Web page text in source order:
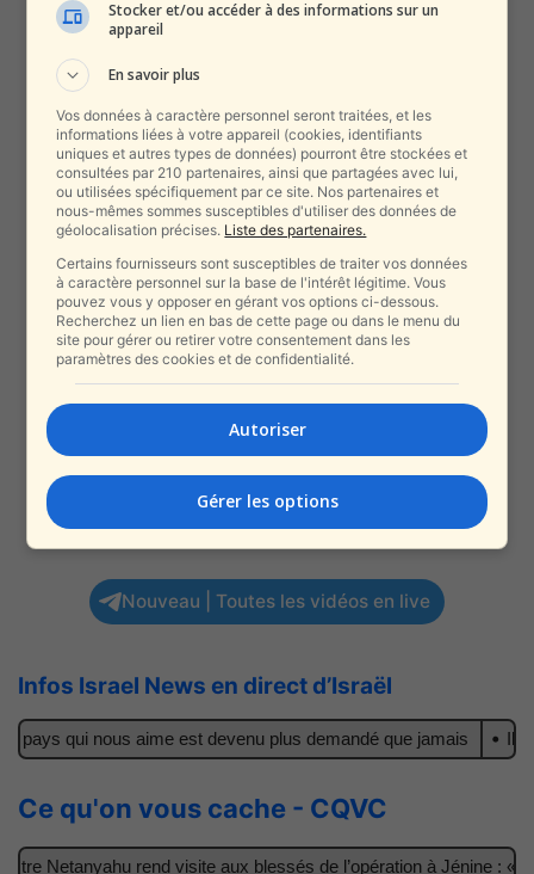
Nouveau | Toutes les vidéos en live
Infos Israel News en direct d’Israël
qui nous aime est devenu plus demandé que jamais Il
Ce qu'on vous cache - CQVC
Netanyahu rend visite aux blessés de l’opération à Jénine : «
Stocker et/ou accéder à des informations sur un
appareil
En savoir plus
Vos données à caractère personnel seront traitées, et les
informations liées à votre appareil (cookies, identifiants
uniques et autres types de données) pourront être stockées et
consultées par 210 partenaires, ainsi que partagées avec lui,
ou utilisées spécifiquement par ce site. Nos partenaires et
nous-mêmes sommes susceptibles d'utiliser des données de
géolocalisation précises. Liste des partenaires.
Certains fournisseurs sont susceptibles de traiter vos données
à caractère personnel sur la base de l'intérêt légitime. Vous
pouvez vous y opposer en gérant vos options ci-dessous.
Recherchez un lien en bas de cette page ou dans le menu du
site pour gérer ou retirer votre consentement dans les
paramètres des cookies et de confidentialité.
Autoriser
Gérer les options